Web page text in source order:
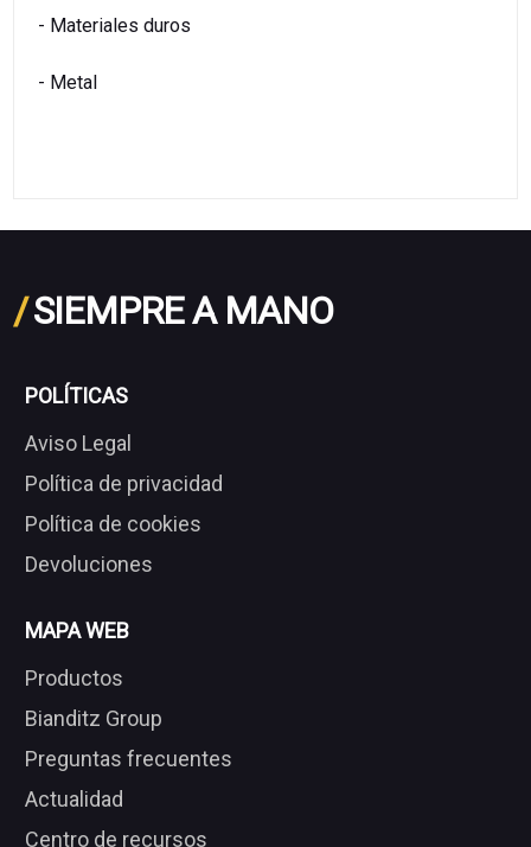
- Materiales duros
- Metal
/SIEMPRE A MANO
POLÍTICAS
Aviso Legal
Política de privacidad
Política de cookies
Devoluciones
MAPA WEB
Productos
Bianditz Group
Preguntas frecuentes
Actualidad
Centro de recursos